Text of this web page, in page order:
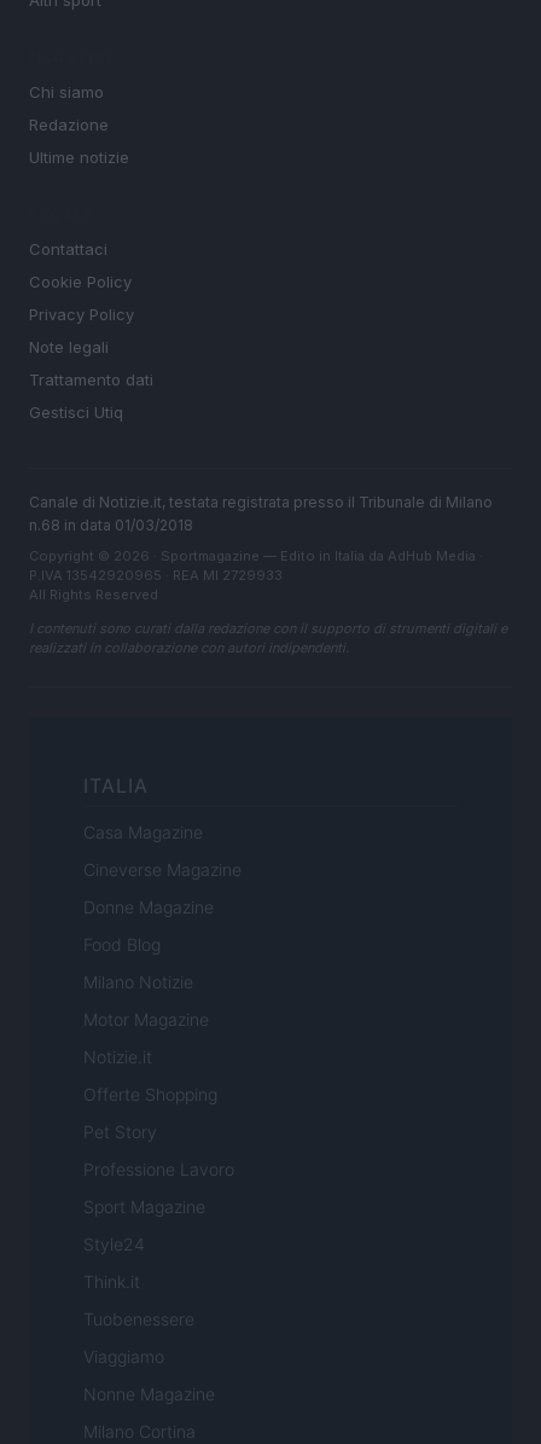
Chi siamo
Redazione
Ultime notizie
Contattaci
Cookie Policy
Privacy Policy
Note legali
Trattamento dati
Gestisci Utiq
Canale di Notizie.it, testata registrata presso il Tribunale di Milano
n.68 in data 01/03/2018
Copyright © 2026 · Sportmagazine — Edito in Italia da AdHub Media
P.IVA 13542920965 · REA MI 2729933
All Rights Reserved
I contenuti sono curati dalla redazione con il supporto di strumenti digitali e
realizzati in collaborazione con autori indipendenti.
ITALIA
Casa Magazine
Cineverse Magazine
Donne Magazine
Food Blog
Milano Notizie
Motor Magazine
Notizie.it
Offerte Shopping
Pet Story
Professione Lavoro
Sport Magazine
Style24
Think.it
Tuobenessere
Viaggiamo
Nonne Magazine
Milano Cortina